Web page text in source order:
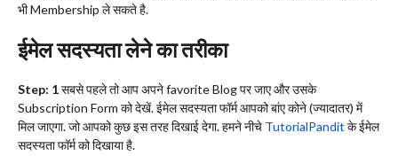
भी Membership ले सकते है.
ईमेल सदस्यता लेने का तरीका
Step: 1सबसे पहले तो आप अपने favorite Blog पर जाए और उसके
Subscription Form को देखें. ईमेल सदस्यता फॉर्म आपको बांए कोने (ज्यादातर) में
मिल जाएगा. जो आपको कुछ इस तरह दिखाई देगा. हमने नीचे TutorialPandit के ईमेल
सदस्यता फॉर्म को दिखाया है.